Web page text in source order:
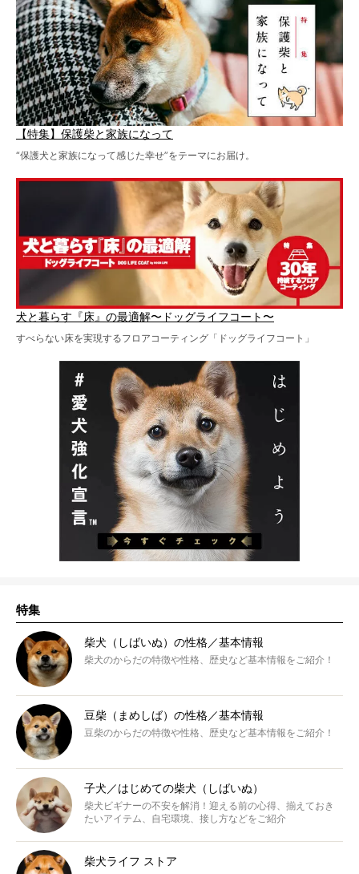
【特集】保護柴と家族になって
“保護犬と家族になって感じた幸せ”をテーマにお届け。
犬と暮らす『床』の最適解〜ドッグライフコート〜
すべらない床を実現するフロアコーティング「ドッグライフコート」
特集
柴犬（しばいぬ）の性格／基本情報
柴犬のからだの特徴や性格、歴史など基本情報をご紹介！
豆柴（まめしば）の性格／基本情報
豆柴のからだの特徴や性格、歴史など基本情報をご紹介！
子犬／はじめての柴犬（しばいぬ）
柴犬ビギナーの不安を解消！迎える前の心得、揃えておき
たいアイテム、自宅環境、接し方などをご紹介
柴犬ライフ ストア